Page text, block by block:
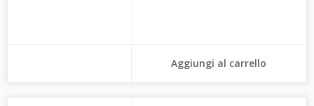
Aggiungi al carrello